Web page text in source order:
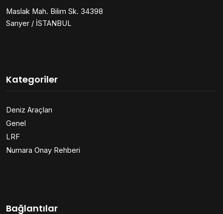
Maslak Mah. Bilim Sk. 34398
Sarıyer / İSTANBUL
Kategoriler
Deniz Araçları
Genel
LRF
Numara Onay Rehberi
Bağlantılar